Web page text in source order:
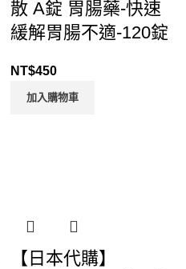
散 A錠 胃腸藥-快速
緩解胃腸不適-120錠
NT$450
加入購物車
【日本代購】